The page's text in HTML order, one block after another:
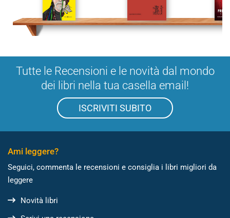
Tutte le Recensioni e le novità dal mondo
dei libri nella tua casella email!
ISCRIVITI SUBITO
Ami leggere?
Seguici, commenta le recensioni e consiglia i libri migliori da
leggere
Novità libri